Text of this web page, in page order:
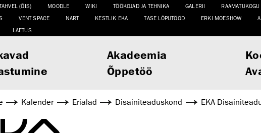
(ÕIS) MOODLE WIKI TÖÖKOJAD JA TEHNIKA GALERII RAAMATUKOGU
VENT SPACE NART KESTLIK EKA TASE LÕPUTÖÖD ERKI MOESHOW
LAETUS
Akadeemia
Õppetöö
Kalender Erialad Disaini­­teaduskond EKA